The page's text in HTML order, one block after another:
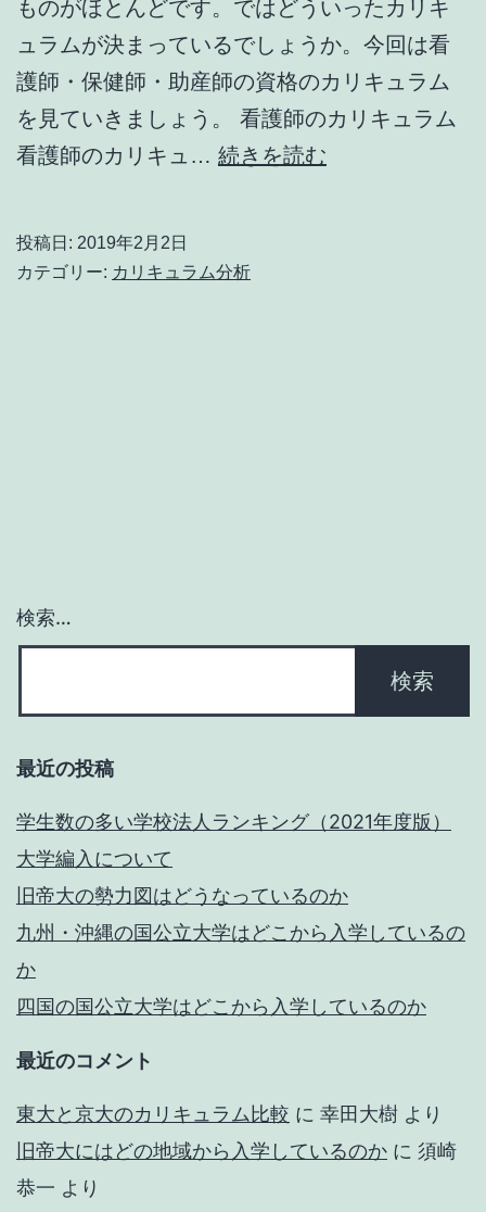
ョ
ン
ものがほとんどです。ではどういったカリキ
ュラムが決まっているでしょうか。今回は看
護師・保健師・助産師の資格のカリキュラム
を見ていきましょう。 看護師のカリキュラム
看護師のカリキュ… 続きを読む
師・
師）
投稿日: 2019年2月2日
カテゴリー: カリキュラム分析
検索…
最近の投稿
学生数の多い学校法人ランキング（2021年度版）
大学編入について
旧帝大の勢力図はどうなっているのか
九州・沖縄の国公立大学はどこから入学しているの
か
四国の国公立大学はどこから入学しているのか
最近のコメント
東大と京大のカリキュラム比較 に 幸田大樹 より
旧帝大にはどの地域から入学しているのか に 須崎
恭一 より